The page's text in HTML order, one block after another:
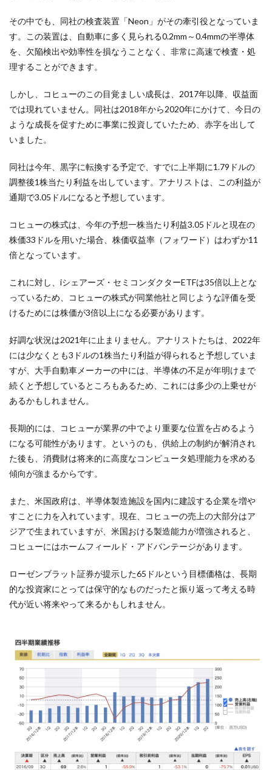
その中でも、同社の検査装置「Neon」がその牽引役となっていま
す。この装置は、自動車に多く見られる0.2mm～0.4mmの半導体
を、欠陥検出や効率性を損なうことなく、非常に高速で検査・処
理することができます。
しかし、コヒューのこの目覚ましい成長は、2017年以降、収益面
では現れていません。同社は2018年から2020年にかけて、今日の
ような成長を促すために事業に投資していたため、赤字を出して
いました。
同社は今年、黒字に転換する予定で、すでに上半期に1.79ドルの
調整後1株当たり利益を出しています。アナリストは、この利益が
通期で3.05ドルになると予想しています。
コヒューの株式は、今年の予想一株当たり利益3.05ドルと現在の
株価33ドルを用いた場合、株価収益率（フォワード）はわずか11
倍となっています。
これに対し、 iシェアーズ・セミコンダクターETFは35倍以上とな
っているため、コヒューの株式が同業他社と同じような評価を受
けるためには株価が3倍以上になる必要があります。
好調な状況は2021年に止まりません。アナリストたちは、2022年
には少なくとも3ドルの1株当たり利益が得られると予想していま
すが、大手自動車メーカーの中には、半導体の不足が年明けまで
続くと予想しているところもあるため、これには多少の上乗せが
あるかもしれません。
長期的には、
コヒューが業界の中でより重要な位置を占めるよう
になる可能性があります。というのも、供給上の制約が解消され
た後も、消費財は将来的に高度なコンピュータ処理能力を求める
傾向が強まるからです。
また、米国政府は、半導体製造施設を国内に建設する企業を増や
すことに力を入れています。現在、コヒューの売上の大部分はア
ジアで生まれていますが、米国おける製造能力が増強されると、
コヒューにはホームフィールド・アドバンテージがあります。
ローゼンブラット証券が提示した65ドルという目標価格は、長期
的な投資家にとっては保守的なものだったと振り返って考える時
代が近い将来やって来るかもしれません。